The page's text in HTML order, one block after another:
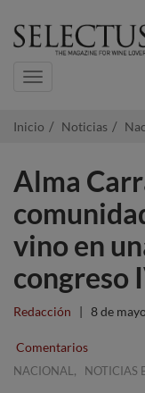
Navigation
Inicio Noticias
Alma
vino en
congreso
Redacción | 8 de
Comentarios
NACIONAL , NOTICIAS